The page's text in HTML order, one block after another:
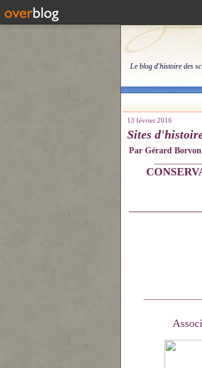
Le blog d'histoire des
13 février 2016
Sites
Par Gérard Borvon